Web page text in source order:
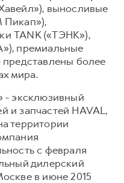
выносливые
Пикап»),
TANK («ТЭНК»),
премиальные
более
мира.
эксклюзивный
и запчастей HAVAL,
территории
с февраля
дилерский
в июне 2015